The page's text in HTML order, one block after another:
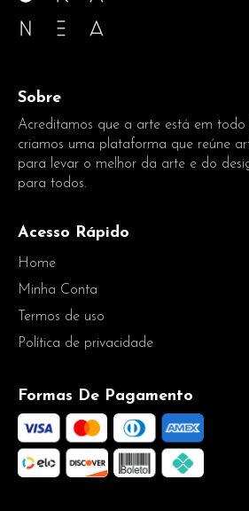
Sobre
Acreditamos que a arte está em todo
criamos uma plataforma que reúne
para levar o melhor da arte e do
para todos.
Acesso Rápido
Home
Minha Conta
Termos de uso
Política de privacidade
Formas De Pagamento